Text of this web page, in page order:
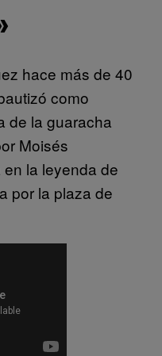
hace más de 40
como
de la guaracha
Moisés
la leyenda de
por la plaza de